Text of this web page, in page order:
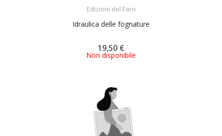
Edizioni del Faro
Idraulica delle fognature
19,50 €
Non disponibile